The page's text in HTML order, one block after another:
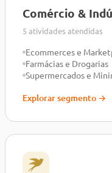
Comércio &
5 atividades atendidas
Ecommerces e
Farmácias e Drogarias
Supermercados e
Explorar segmento →